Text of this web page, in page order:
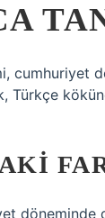
cumhuriyet
Türkçe
döneminde